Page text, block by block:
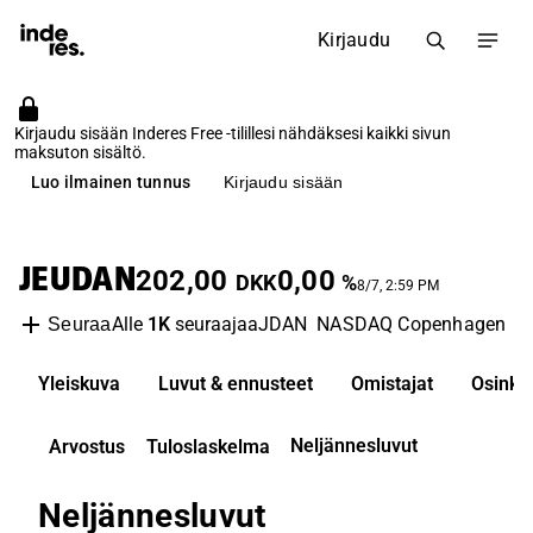
Kirjaudu
Kirjaudu sisään Inderes Free -tilillesi nähdäksesi kaikki sivun
maksuton sisältö.
Luo ilmainen tunnus
Kirjaudu sisään
JEUDAN202,00 DKK0,00 %8/7, 2:59 PM
SeuraaAlle 1KseuraajaaJDAN NASDAQ Copenhagen
Yleiskuva Luvut & ennusteet Omistajat Osinko
Arvostus Tuloslaskelma Neljännesluvut
Neljännesluvut